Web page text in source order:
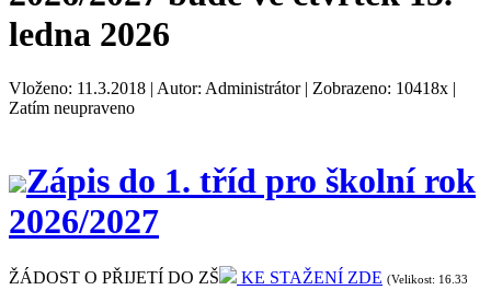
ledna 2026
Vloženo: 11.3.2018 | Autor: Administrátor | Zobrazeno: 10418x |
Zatím neupraveno
Zápis do 1. tříd pro školní rok
2026/2027
ŽÁDOST O PŘIJETÍ DO ZŠ KE STAŽENÍ ZDE (Velikost: 16.33